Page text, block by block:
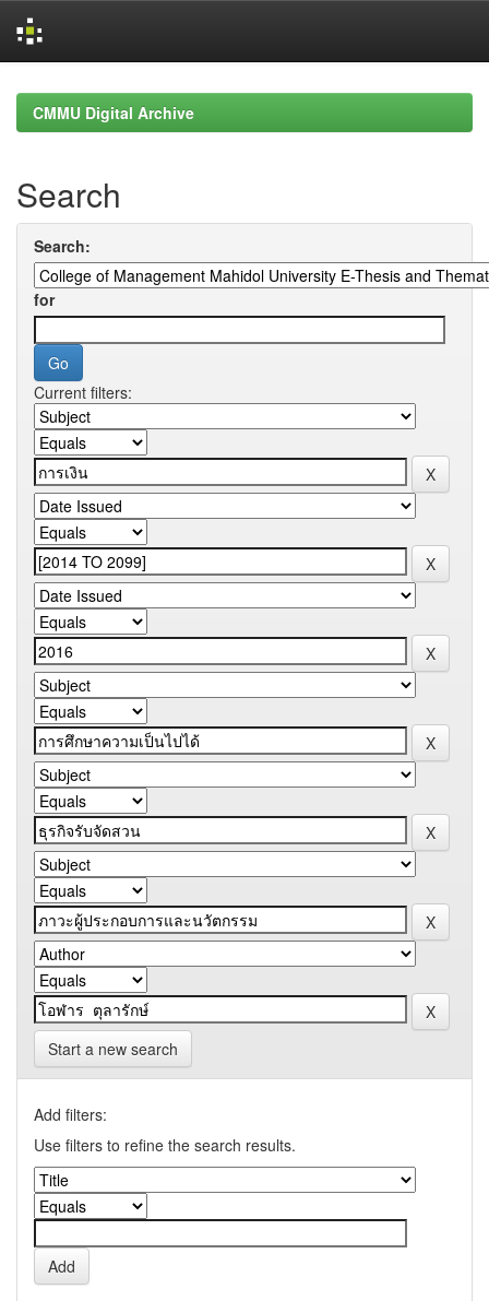
navigationCMMU Digital Archive
Search
Search:
for
Current filters:
Start a new search
Add filters:
Use filters to refine the search results.